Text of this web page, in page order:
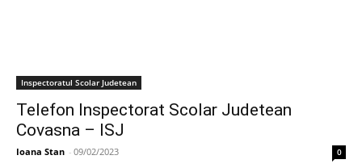
Inspectoratul Scolar Judetean
Telefon Inspectorat Scolar Judetean
Covasna – ISJ
Ioana Stan - 09/02/2023 0